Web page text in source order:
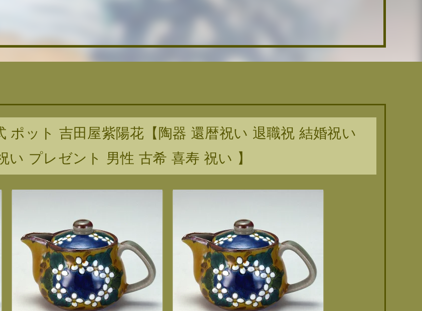
ポット 吉田屋紫陽花【陶器 還暦祝い 退職祝 結婚祝い
プレゼント 男性 古希 喜寿 祝い 】